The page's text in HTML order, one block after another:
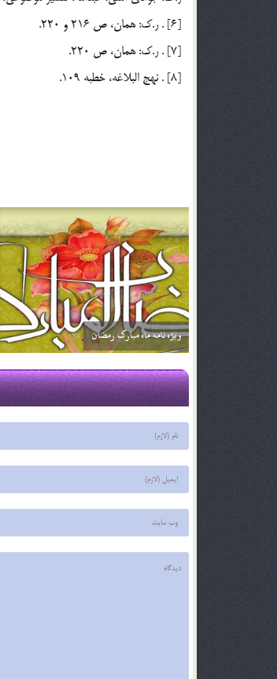
[6] . ر.ك: همان، ص 216 و 220.
[7] . ر.ك: همان، ص 220.
[8] . نهج البلاغه، خطبه 109.
اگر تأثير ترجمه قرآن براي من بيشتر باشد آيا مي توانم
فقط ترجمه آن را بخوانم؟ آيا اشكالي ندارد؟
2 اسفند 96